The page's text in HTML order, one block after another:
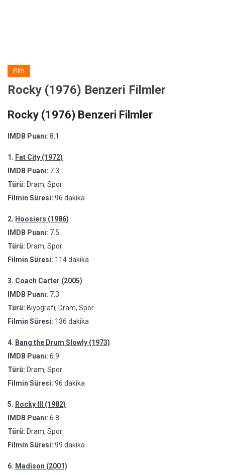
Film
Rocky (1976) Benzeri Filmler
Rocky (1976) Benzeri Filmler
IMDB Puanı: 8.1
1. Fat City (1972)
IMDB Puanı: 7.3
Türü: Dram, Spor
Filmin Süresi: 96 dakika
2. Hoosiers (1986)
IMDB Puanı: 7.5
Türü: Dram, Spor
Filmin Süresi: 114 dakika
3. Coach Carter (2005)
IMDB Puanı: 7.3
Türü: Biyografi, Dram, Spor
Filmin Süresi: 136 dakika
4. Bang the Drum Slowly (1973)
IMDB Puanı: 6.9
Türü: Dram, Spor
Filmin Süresi: 96 dakika
5. Rocky III (1982)
IMDB Puanı: 6.8
Türü: Dram, Spor
Filmin Süresi: 99 dakika
6. Madison (2001)